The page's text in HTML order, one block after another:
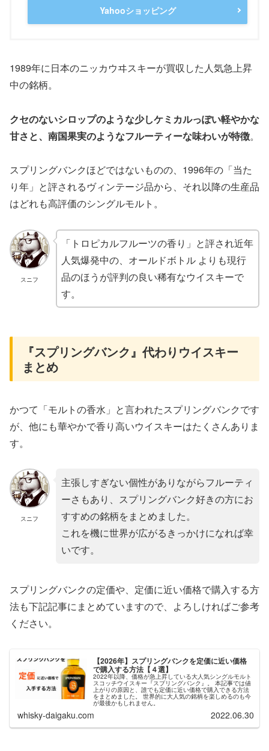
Yahooショッピング
1989年に日本のニッカウヰスキーが買収した人気急上昇
中の銘柄。
クセのないシロップのような少しケミカルっぽい軽やかな
甘さと、南国果実のようなフルーティーな味わいが特徴。
スプリングバンクほどではないものの、1996年の「当た
り年」と評されるヴィンテージ品から、それ以降の生産品
はどれも高評価のシングルモルト。
スニフ
「トロピカルフルーツの香り」と評され近年
人気爆発中の、オールドボトル よりも現行
品のほうが評判の良い稀有なウイスキーで
す。
『スプリングバンク』代わりウイスキー
まとめ
かつて「モルトの香水」と言われたスプリングバンクです
が、他にも華やかで香り高いウイスキーはたくさんありま
す。
スニフ
主張しすぎない個性がありながらフルーティ
ーさもあり、スプリングバンク好きの方にお
すすめの銘柄をまとめました。
これを機に世界が広がるきっかけになれば幸
いです。
スプリングバンクの定価や、定価に近い価格で購入する方
法も下記記事にまとめていますので、よろしければご参考
ください。
【2026年】スプリングバンクを定価に近い価格
で購入する方法【４選】
2022年以降、価格が急上昇している大人気シングルモルト
スコッチウイスキー『スプリングバンク』。 本記事では値
上がりの原因と、誰でも定価に近い価格で購入できる方法
をまとめました。 世界的に大人気の銘柄を楽しめるのも今
が最後かもしれません。
whisky-daigaku.com 2022.06.30